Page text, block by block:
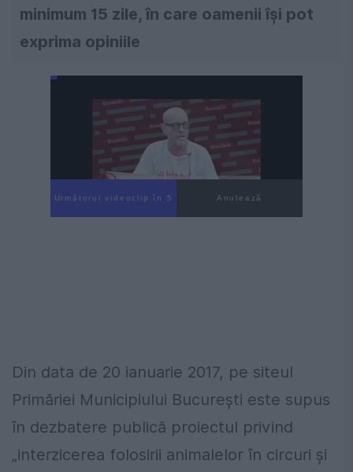
minimum 15 zile, în care oamenii îşi pot
exprima opiniile
Următorul videoclip în 4 Anulează
Din data de 20 ianuarie 2017, pe siteul
Primăriei Municipiului Bucureşti este supus
în dezbatere publică proiectul privind
„interzicerea folosirii animalelor în circuri şi